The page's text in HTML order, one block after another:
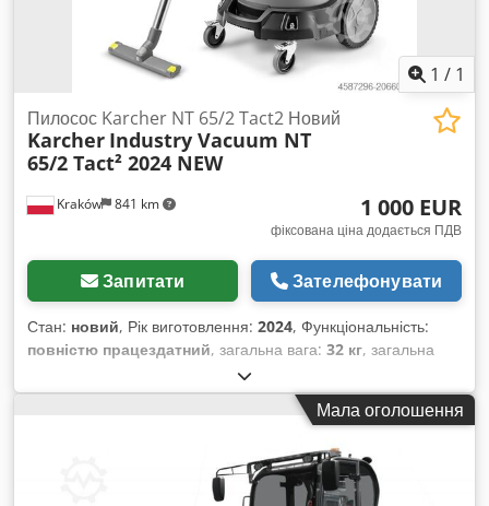
1 / 1
Kraków 841 km
Пилосос Karcher NT 65/2 Tact2 Новий
Karcher Industry Vacuum NT
65/2 Tact² 2024 NEW
1 000 EUR
фіксована ціна додається ПДВ
Запитати Зателефонувати
Стан: новий, Рік виготовлення: 2024, Функціональність:
повністю працездатний, загальна вага: 32 кг, загальна
, загальна довжина:
висота:880 мм, тип вхідного струму:Постійний струм,
24 місяці, Пропонуємо у
Стан пристрою: ідеальний, нове обладнання Рік
виготовлення: 2024 Dcedpfx Agex Aux Ro Esk Пилосос із
Мала оголошення